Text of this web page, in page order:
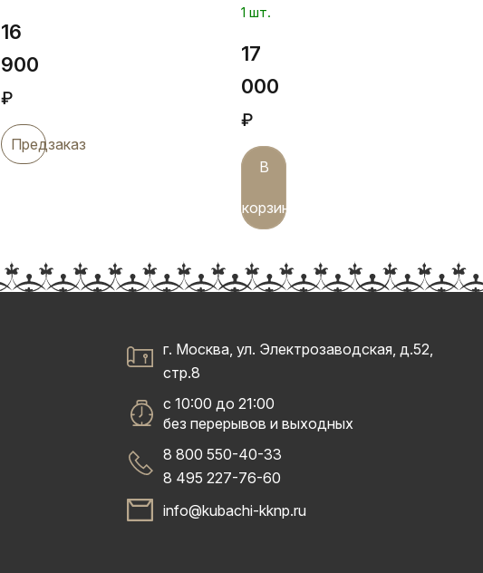
16
900
₽
Предзаказ
1 шт.
17
000
₽
В
корзину
г. Москва, ул. Электрозаводская, д.52,
стр.8
с 10:00 до 21:00
без перерывов и выходных
8 800 550-40-33
8 495 227-76-60
info@kubachi-kknp.ru